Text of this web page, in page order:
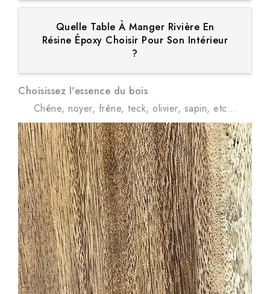
Quelle Table À Manger Rivière En
Résine Époxy Choisir Pour Son Intérieur
?
Choisissez l'essence du bois
Chêne, noyer, frêne, teck, olivier, sapin, etc…